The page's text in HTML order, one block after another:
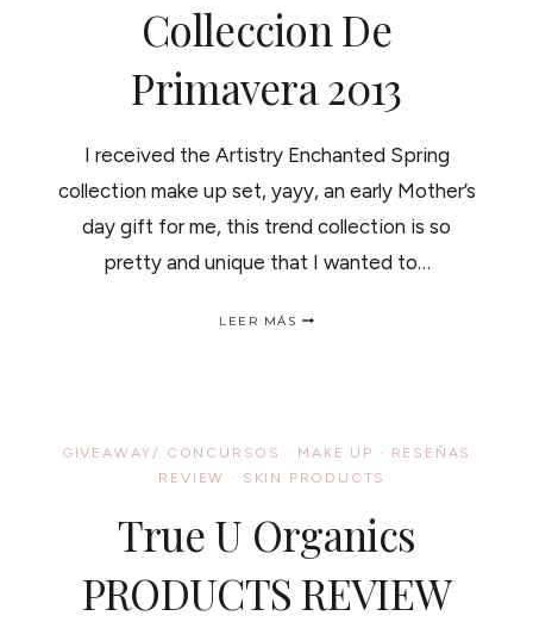
Colleccion De
Primavera 2013
I received the Artistry Enchanted Spring
collection make up set, yayy, an early Mother’s
day gift for me, this trend collection is so
pretty and unique that I wanted to…
LEER MÁS
COLLECCION
DE
GIVEAWAY/ CONCURSOS · MAKE UP ·
RESEÑAS
· REVIEW · SKIN PRODUCTS
True U Organics
PRODUCTS REVIEW